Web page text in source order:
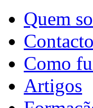
Quem
Como
Artigos